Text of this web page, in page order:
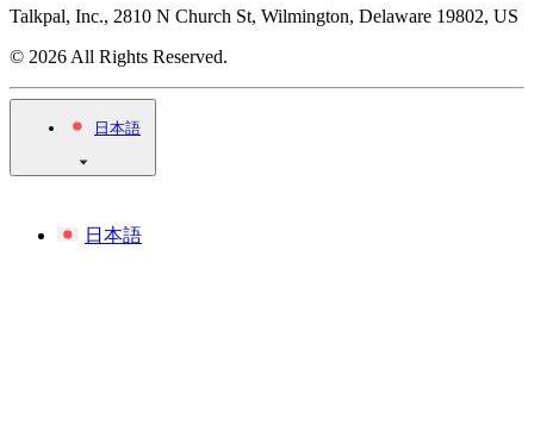
Talkpal, Inc., 2810 N Church St, Wilmington, Delaware 19802, US
© 2026 All Rights Reserved.
日本語
日本語